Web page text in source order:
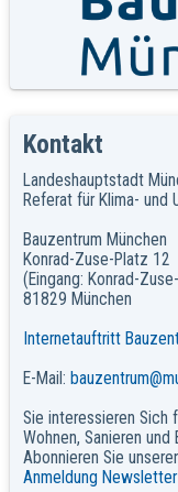
Kontakt
Landeshauptstadt
Referat für Klima- und
Bauzentrum München
Konrad-Zuse-Platz 12
(Eingang: Konrad-
81829 München
Internetauftritt
E-Mail:
Sie interessieren Sich
Wohnen, Sanieren und
Abonnieren Sie
Anmeldung